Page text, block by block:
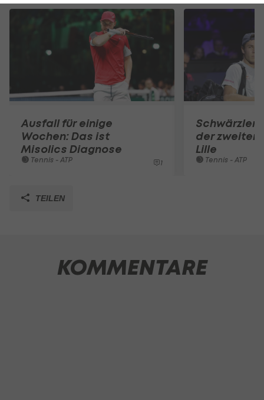
Ausfall für einige
Wochen: Das ist
Misolics Diagnose
Tennis - ATP 1
Schwärzler
der zweiten
Lille
Tennis - ATP
TEILEN
KOMMENTARE